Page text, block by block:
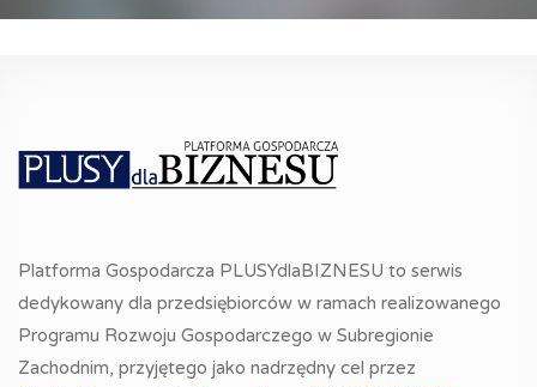
Platforma Gospodarcza PLUSYdlaBIZNESU to serwis
dedykowany dla przedsiębiorców w ramach realizowanego
Programu Rozwoju Gospodarczego w Subregionie
Zachodnim, przyjętego jako nadrzędny cel przez